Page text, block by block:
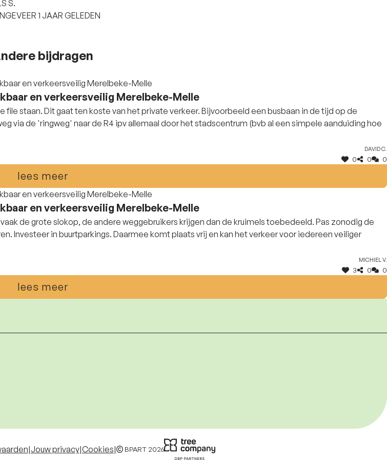
S.
1 JAAR GELEDEN
bijdragen
en verkeersveilig Merelbeke-Melle
en verkeersveilig Merelbeke-Melle
staan. Dit gaat ten koste van het private verkeer. Bijvoorbeeld een busbaan in de tijd op de
via de 'ringweg' naar de R4 ipv allemaal door het stadscentrum (bvb al een simpele aanduiding hoe
David C.
0 0 0
lees meer
en verkeersveilig Merelbeke-Melle
en verkeersveilig Merelbeke-Melle
de grote slokop, de andere weggebruikers krijgen dan de kruimels toebedeeld. Pas zonodig de
Investeer in buurtparkings. Daarmee komt plaats vrij en kan het verkeer voor iedereen veiliger
Michiel V.
3 0 0
lees meer
|Jouw privacy|Cookies| BPART 2026